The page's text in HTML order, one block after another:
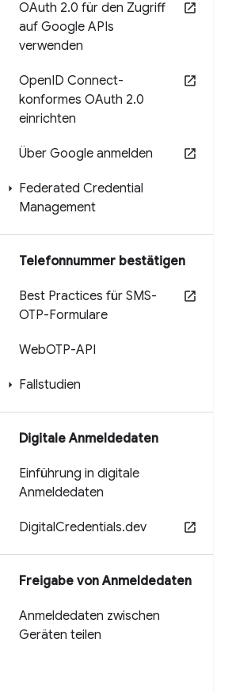
OAuth 2.0 für den Zugriff
auf Google APIs
verwenden
OpenID Connect-
konformes OAuth 2.0
einrichten
Über Google anmelden
Federated Credential
Management
Telefonnummer bestätigen
Best Practices für SMS-
OTP-Formulare
WebOTP-API
Fallstudien
Digitale Anmeldedaten
Einführung in digitale
Anmeldedaten
DigitalCredentials.dev
Freigabe von Anmeldedaten
Anmeldedaten zwischen
Geräten teilen